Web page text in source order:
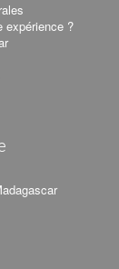
expérience ?